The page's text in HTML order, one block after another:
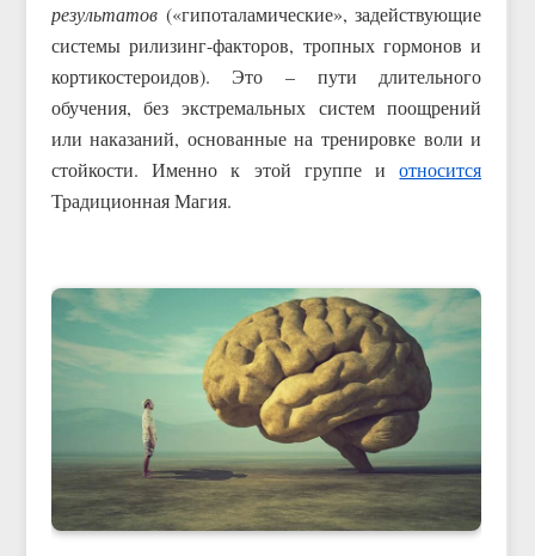
результатов(«гипоталамические», задействующие
системы рилизинг-факторов, тропных гормонов и
кортикостероидов). Это – пути длительного
обучения, без экстремальных систем поощрений
или наказаний, основанные на тренировке воли и
стойкости. Именно к этой группе иотносится
Традиционная Магия.